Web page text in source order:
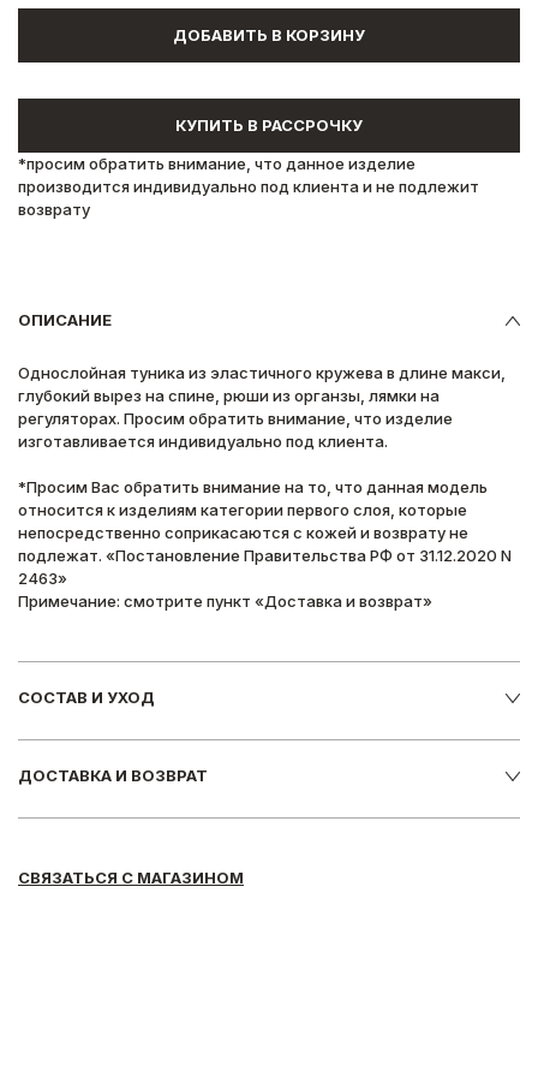
ДОБАВИТЬ В КОРЗИНУ
КУПИТЬ В РАССРОЧКУ
*просим обратить внимание, что данное изделие
производится индивидуально под клиента и не подлежит
возврату
ОПИСАНИЕ
Однослойная туника из эластичного кружева в длине макси,
глубокий вырез на спине, рюши из органзы, лямки на
регуляторах. Просим обратить внимание, что изделие
изготавливается индивидуально под клиента.
*Просим Вас обратить внимание на то, что данная модель
относится к изделиям категории первого слоя, которые
непосредственно соприкасаются с кожей и возврату не
подлежат. «Постановление Правительства РФ от 31.12.2020 N
2463»
Примечание: смотрите пункт «Доставка и возврат»
СОСТАВ И УХОД
ДОСТАВКА И ВОЗВРАТ
СВЯЗАТЬСЯ С МАГАЗИНОМ